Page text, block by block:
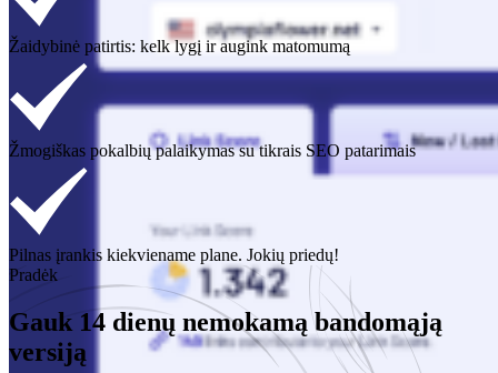
Žaidybinė patirtis: kelk lygį ir augink matomumą
Žmogiškas pokalbių palaikymas su tikrais SEO patarimais
Pilnas įrankis kiekviename plane. Jokių priedų!
Pradėk
Gauk 14 dienų nemokamą bandomąją
versiją